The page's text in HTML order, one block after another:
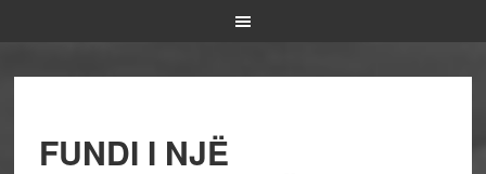
FUNDI I NJË